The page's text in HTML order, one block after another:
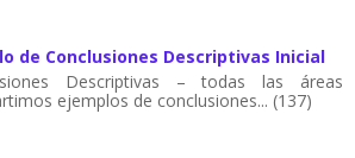
de Conclusiones Descriptivas Inicial
Descriptivas – todas las áreas
ejemplos de conclusiones... (137)